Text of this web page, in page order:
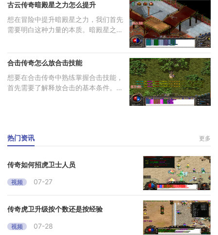
古云传奇暗殿星之力怎么提升
想在冒险中提升暗殿星之力，我们首先
需要明白这种力量的本质。暗殿星之力
合击传奇怎么放合击技能
想要在合击传奇中熟练掌握合击技能，
首先需要了解释放合击的基本条件。你
热门资讯 更多
传奇如何招虎卫士人员
视频 07-27
传奇虎卫升级按个数还是按经验
视频 07-28